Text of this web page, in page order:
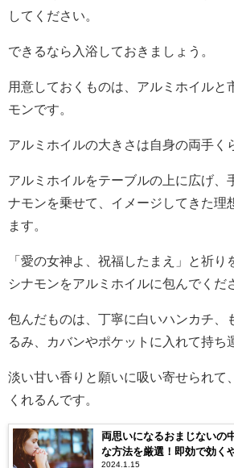
してください。
できるなら入浴しておきましょう。
用意しておくものは、アルミホイルと
モンです。
アルミホイルの大きさは自身の両手く
アルミホイルをテーブルの上に広げ、
ナモンを乗せて、イメージしてきた理
ます。
「愛の女神よ、祝福したまえ」と祈り
シナモンをアルミホイルに包んでくだ
包んだものは、丁寧に白いハンカチ、
るみ、カバンやポケットに入れて持ち
淡い甘い香りと願いに吸い寄せられて
くれるんです。
両思いになるおまじないの
な方法を厳選！即効で効く
2024.1.15